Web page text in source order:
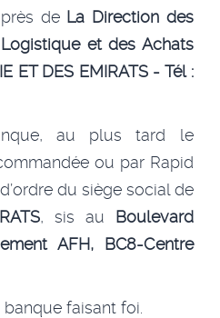
de La Direction des
et des Achats
ET DES EMIRATS - Tél :
au plus tard le
ou par Rapid
du siège social de
, sis au Boulevard
AFH, BC8-Centre
faisant foi.